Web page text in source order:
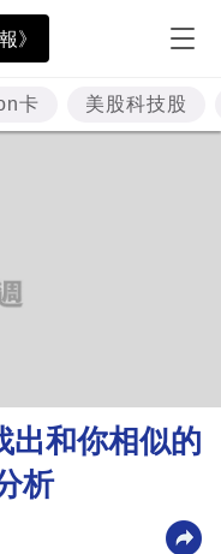
》
卡 美股科技股
出和你相似的
析